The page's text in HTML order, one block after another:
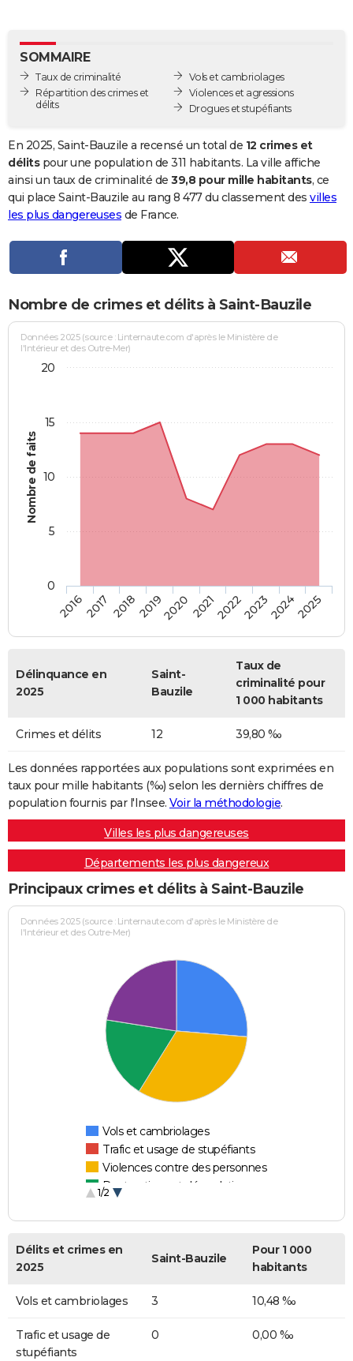
GUIDES D'ACHAT
BONS PLANS
Carte de Noël
Carte Bonne année
Carte Saint-Valentin
Carte Pâques
Carte d'anniversaire
DICTIONNAIRE
Dictionnaire
Biographies
Citations
Expressions
Proverbes
PROGRAMME TV
COPAINS D'AVANT
S'inscrire
Se connecter
Lycées
Collèges
Primaires
Universités
Entreprises
Service militaire
Avis de recherche
AVIS DE DÉCÈS
FORUM
Bricolage
Lifestyle
Culture
Sport
Auto
Television
Voyage
Cinema
SOMMAIRE
Taux de criminalité
Répartition des crimes et
délits
Vols et cambriolages
Violences et agressions
Drogues et stupéfiants
En 2025, Saint-Bauzile a recensé un total de 12 crimes et
délitspour une population de 311 habitants. La ville affiche
ainsi un taux de criminalité de 39,8 pour mille habitants, ce
qui place Saint-Bauzile au rang 8 477 du classement des villes
les plus dangereuses de France.
Nombre de crimes et délits à Saint-Bauzile
Nombre de faits
Données 2025 (source : Linternaute.com d'après le Ministère de
l'Intérieur et des Outre-Mer)
20162017 20182019202020212022202320242025
0
5
10
15
20
Délinquance en
2025
Saint-
Bauzile
Taux de
criminalité pour
1 000 habitants
Crimes et délits 12 39,80 ‰
Les données rapportées aux populations sont exprimées en
taux pour mille habitants (‰) selon les dernièrs chiffres de
population fournis par l'Insee. Voir la méthodologie.
Villes les plus dangereuses
Départements les plus dangereux
Principaux crimes et délits à Saint-Bauzile
Données 2025 (source : Linternaute.com d'après le Ministère de
l'Intérieur et des Outre-Mer)
Vols et cambriolages
Trafic et usage de stupéfiants
Violences contre des personnes
Destructions et dégradations
1/2
Délits et crimes en
2025
Saint-Bauzile
Pour 1 000
habitants
Vols et cambriolages 3 10,48 ‰
Trafic et usage de
stupéfiants
0 0,00 ‰